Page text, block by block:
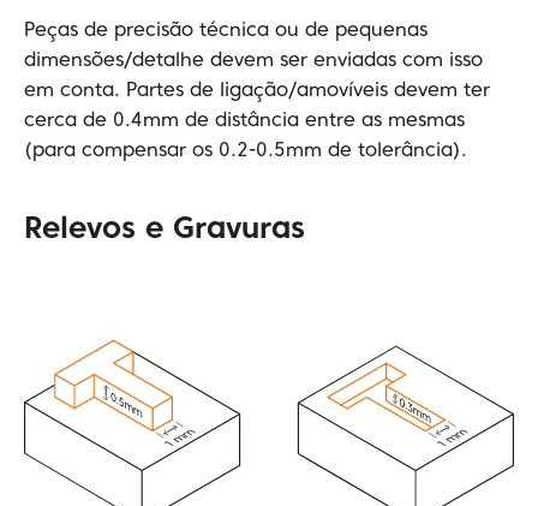
Peças de precisão técnica ou de pequenas
dimensões/detalhe devem ser enviadas com isso
em conta. Partes de ligação/amovíveis devem ter
cerca de 0.4mm de distância entre as mesmas
(para compensar os 0.2-0.5mm de tolerância).
Relevos e Gravuras